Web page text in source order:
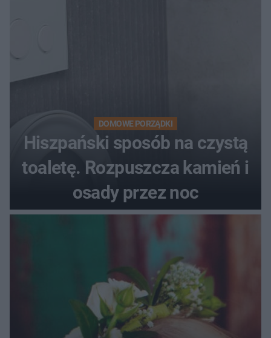
DOMOWE PORZĄDKI
Hiszpański sposób na czystą
toaletę. Rozpuszcza kamień i
osady przez noc